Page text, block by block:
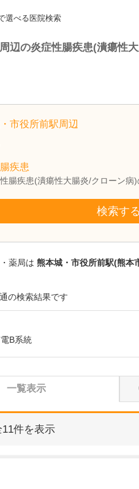
選べる医院検索
辺の炎症性腸疾患(潰瘍性
市役所前駅周辺
疾患
腸疾患(潰瘍性大腸炎/クローン病
検索する
薬局は 熊本城・市役所前駅(熊本
の検索結果です
B系統
一覧表示
11件を表示